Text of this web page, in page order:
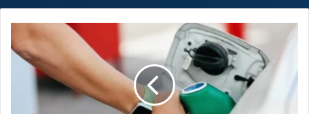
¡Tome
nota!
Aresep
aprueba